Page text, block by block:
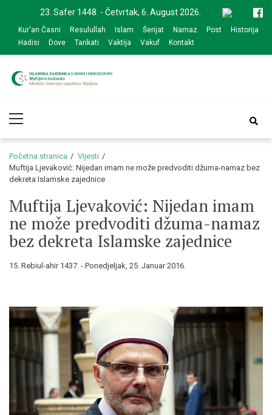
navigation
content
23. Safer 1448. - Četvrtak, 6. August 2026.
Kur'an Časni Resulullah Islam Šerijat Namaz Post
Historija
Hadisi
Dove Tarikati Vaktija Vakuf Kontakt
zajednice Bijeljina
Menu
Početna stranica
Vijesti
Muftija Ljevaković: Nijedan imam ne može predvoditi džuma-namaz bez
dekreta Islamske zajednice
Muftija Ljevaković: Nijedan imam
ne može predvoditi džuma-namaz
bez dekreta Islamske zajednice
15. Rebiul-ahir 1437. - Ponedjeljak, 25. Januar 2016.